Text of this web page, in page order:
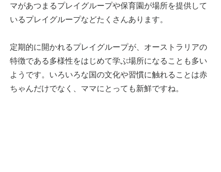
マがあつまるプレイグループや保育園が場所を提供して
いるプレイグループなどたくさんあります。
定期的に開かれるプレイグループが、オーストラリアの
特徴である多様性をはじめて学ぶ場所になることも多い
ようです。いろいろな国の文化や習慣に触れることは赤
ちゃんだけでなく、ママにとっても新鮮ですね。